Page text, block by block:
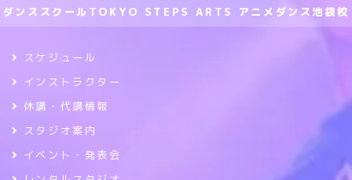
ダンススクールTOKYO STEPS ARTS アニメダンス池袋校
スケジュール
インストラクター
休講・代講情報
スタジオ案内
イベント・発表会